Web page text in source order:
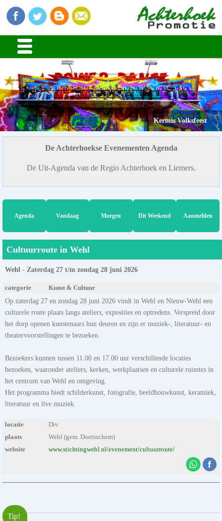
Kermis Volksfeest
De Achterhoekse Evenementen Agenda
De Uit-Agenda van de Regio Achterhoek en Liemers.
Agenda Vandaag Morgen Dit Weekend Aanmelden
Cultuurroute in Wehl
Wehl - Zaterdag 27 t/m zondag 28 juni 2026
categorie Kunst & Cultuur
Op zaterdag 27 en zondag 28 juni 2026 vindt in Wehl en Nieuw-Wehl een
culturele route plaats langs ateliers, exposities en optredens. Verspreid door
het dorp openen kunstenaars hun deuren en zijn er muziek-, literatuur- en
theatervoorstellingen te bezoeken.
Bezoekers kunnen tussen 11.00 en 17.00 uur verschillende locaties
bezoeken, waaronder ateliers, kerken, werkplaatsen en culturele ruimtes in
het centrum van Wehl en omgeving.
Het programma biedt schilderkunst, fotografie, beeldhouwkunst, keramiek,
literatuur en live muziek.
locatie
Div
plaats
Wehl (gem. Doetinchem)
website
www.stichtingwehl.nl/evenement/cultuurroute/
Tip!